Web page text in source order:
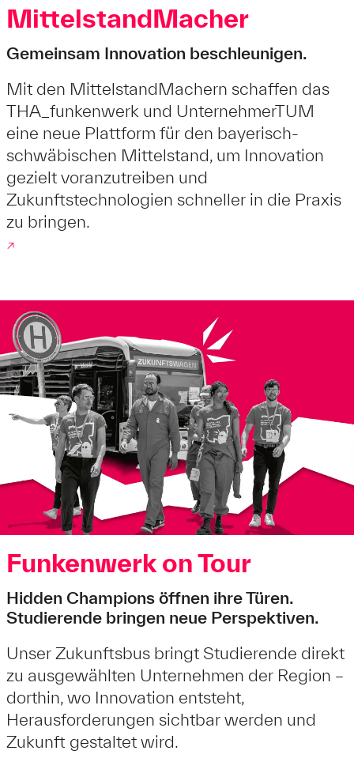
MittelstandMacher
Gemeinsam Innovation beschleunigen.
Mit den MittelstandMachern schaffen das
THA_funkenwerk und UnternehmerTUM
eine neue Plattform für den bayerisch-
schwäbischen Mittelstand, um Innovation
gezielt voranzutreiben und
Zukunftstechnologien schneller in die Praxis
zu bringen.
↗
Funkenwerk on Tour
Hidden Champions öffnen ihre Türen.
Studierende bringen neue Perspektiven.
Unser Zukunftsbus bringt Studierende direkt
zu ausgewählten Unternehmen der Region –
dorthin, wo Innovation entsteht,
Herausforderungen sichtbar werden und
Zukunft gestaltet wird.